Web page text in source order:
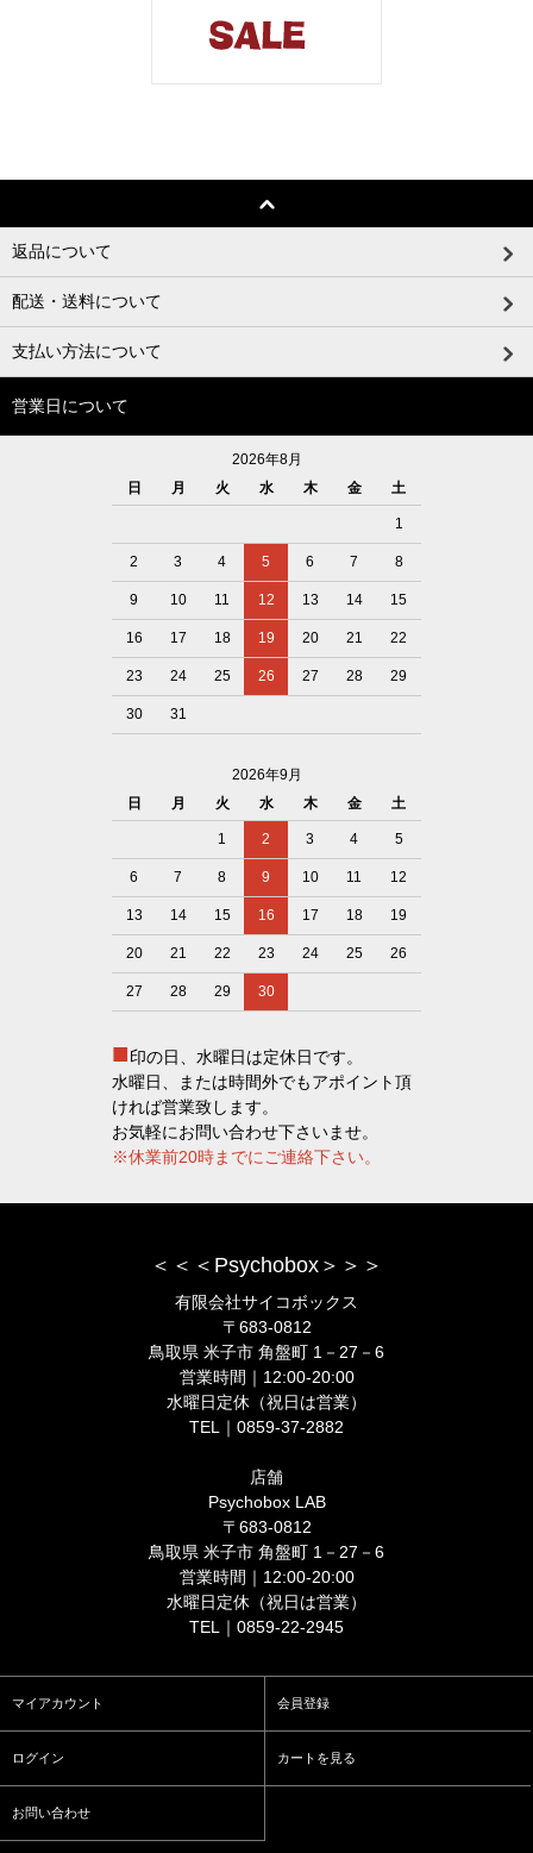
返品について
配送・送料について
支払い方法について
営業日について
2026年8月
日
月 火 水 木 金 土
1
2 3 4 5 6 7 8
9 10 11 12 13 14 15
16 17 18 19 20 21 22
23 24 25 26 27 28 29
30 31
2026年9月
日
月 火 水 木 金 土
1 2 3 4 5
6 7 8 9 10 11 12
13 14 15 16 17 18 19
20 21 22 23 24 25 26
27 28 29 30
■印の日、水曜日は定休日です。
水曜日、または時間外でもアポイント頂
ければ営業致します。
お気軽にお問い合わせ下さいませ。
※休業前20時までにご連絡下さい。
＜＜＜Psychobox＞＞＞
有限会社サイコボックス
〒683-0812
鳥取県 米子市 角盤町 1－27－6
営業時間｜12:00-20:00
水曜日定休（祝日は営業）
TEL｜0859-37-2882
店舗
Psychobox LAB
〒683-0812
鳥取県 米子市 角盤町 1－27－6
営業時間｜12:00-20:00
水曜日定休（祝日は営業）
TEL｜0859-22-2945
マイアカウント 会員登録
ログイン カートを見る
お問い合わせ